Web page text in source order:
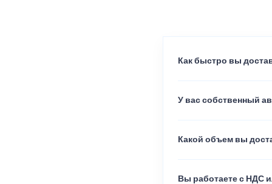
Как быстро вы
У вас собственный
Какой объем вы
Вы работаете с НДС